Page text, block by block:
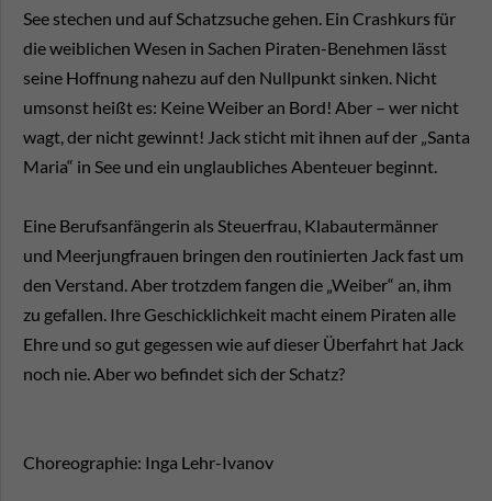
See stechen und auf Schatzsuche gehen. Ein Crashkurs für
die weiblichen Wesen in Sachen Piraten-Benehmen lässt
seine Hoffnung nahezu auf den Nullpunkt sinken. Nicht
umsonst heißt es: Keine Weiber an Bord! Aber – wer nicht
wagt, der nicht gewinnt! Jack sticht mit ihnen auf der „Santa
Maria“ in See und ein unglaubliches Abenteuer beginnt.
Eine Berufsanfängerin als Steuerfrau, Klabautermänner
und Meerjungfrauen bringen den routinierten Jack fast um
den Verstand. Aber trotzdem fangen die „Weiber“ an, ihm
zu gefallen. Ihre Geschicklichkeit macht einem Piraten alle
Ehre und so gut gegessen wie auf dieser Überfahrt hat Jack
noch nie. Aber wo befindet sich der Schatz?
Choreographie: Inga Lehr-Ivanov